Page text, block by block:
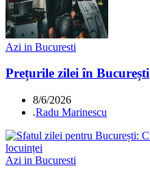
Azi in Bucuresti
Prețurile zilei în București
8/6/2026
.Radu Marinescu
Azi in Bucuresti